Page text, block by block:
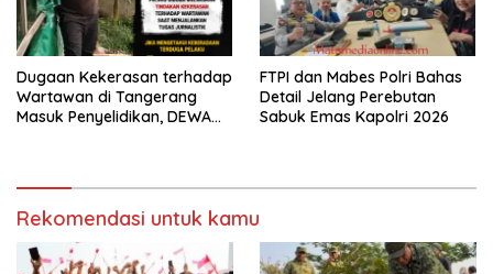
Dugaan Kekerasan terhadap
Wartawan di Tangerang
Masuk Penyelidikan, DEWA
FTPI dan Mabes Polri Bahas
Detail Jelang Perebutan
Sabuk Emas Kapolri 2026
Rekomendasi untuk kamu